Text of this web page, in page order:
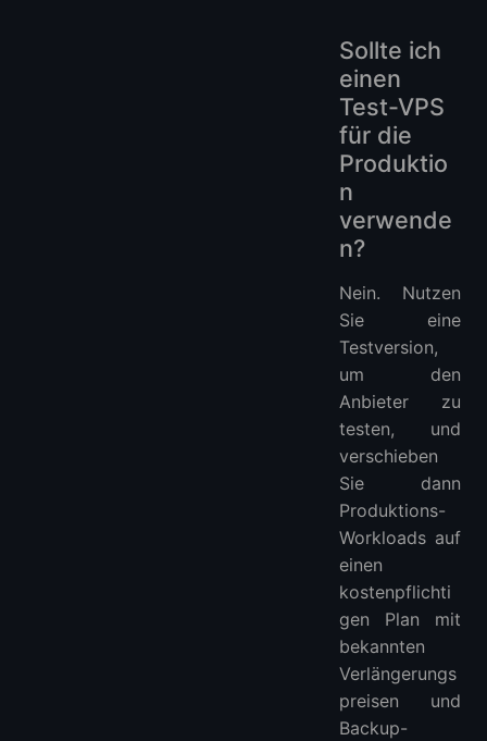
Sollte ich
einen
Test-VPS
für die
Produktio
n
verwende
n?
Nein. Nutzen
Sie eine
Testversion,
um den
Anbieter zu
testen, und
verschieben
Sie dann
Produktions-
Workloads auf
einen
kostenpflichti
gen Plan mit
bekannten
Verlängerungs
preisen und
Backup-